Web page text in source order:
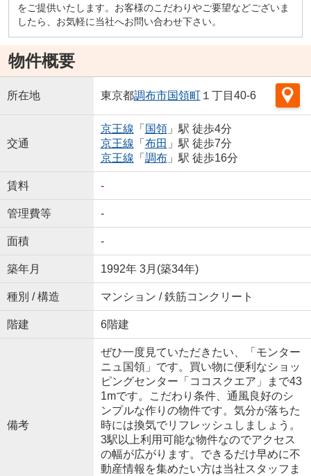
をご提供いたします。お客様のこだわりやご要望などございま
したら、お気軽に当社へお問い合わせ下さい。
物件概要
所在地 東京都調布市国領町１丁目40-6
交通
京王線 「 国領」駅 徒歩4分
京王線 「 布田 」駅 徒歩7分
京王線 「 調布」駅 徒歩16分
賃料 -
管理費等 -
面積 -
築年月 1992年 3月(築34年)
種別 / 構造 マンション / 鉄筋コンクリート
階建 6階建
備考
ぜひ一度見ていただきたい、「モンター
ニュ国領」です。買い物に便利なショッ
ピングセンター「ココスクエア」まで43
1mです。こだわり条件、通風良好のシ
ンプルな作りの物件です。気分が落ちた
時には換気でリフレッシュしましょう。
3駅以上利用可能な物件なのでアクセス
の幅が広がります。できるだけ早めに不
動産情報を集めたい方は当社スタッフま